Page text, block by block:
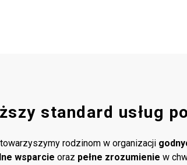
standard usług
rodzinom w organizacji
wsparcie oraz pełne zrozumienie w